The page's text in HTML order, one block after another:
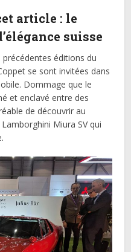
article : le
suisse
éditions du
se sont invitées dans
Dommage que le
et enclavé entre des
de découvrir au
Miura SV qui